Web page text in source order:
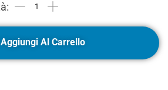
Aggiungi Al Carrello